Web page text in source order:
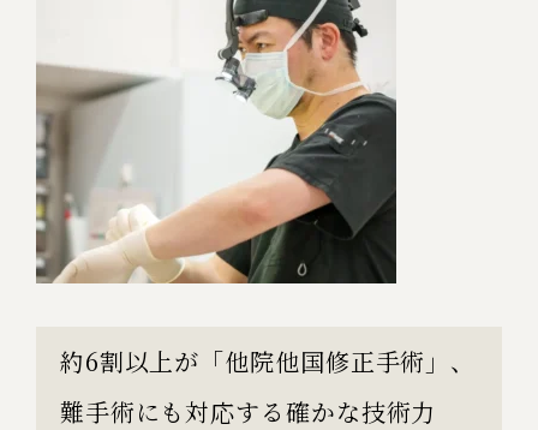
約6割以上が「他院他国修正手術」、
難手術にも対応する確かな技術力